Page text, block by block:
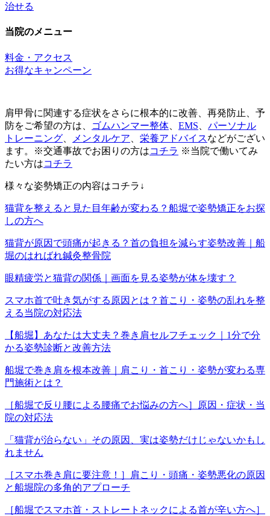
治せる
当院のメニュー
料金・アクセス
お得なキャンペーン
肩甲骨に関連する症状をさらに根本的に改善、再発防止、予
防をご希望の方は、
ゴムハンマー整体 EMS
パーソナル
トレーニング
メンタルケア 栄養アドバイスなどがござい
ます。※交通事故でお困りの方はコチラ ※当院で働いてみ
たい方はコチラ
様々な姿勢矯正の内容はコチラ↓
猫背を整えると見た目年齢が変わる？船堀で姿勢矯正をお探
しの方へ
猫背が原因で頭痛が起きる？首の負担を減らす姿勢改善｜船
堀のはればれ鍼灸整骨院
眼精疲労と猫背の関係｜画面を見る姿勢が体を壊す？
スマホ首で吐き気がする原因とは？首こり・姿勢の乱れを整
える当院の対応法
【船堀】あなたは大丈夫？巻き肩セルフチェック｜1分で分
かる姿勢診断と改善方法
船堀で巻き肩を根本改善｜肩こり・首こり・姿勢が変わる専
門施術とは？
［船堀で反り腰による腰痛でお悩みの方へ］原因・症状・当
院の対応法
「猫背が治らない」その原因、実は姿勢だけじゃないかもし
れません
［スマホ巻き肩に要注意！］肩こり・頭痛・姿勢悪化の原因
と船堀院の多角的アプローチ
［船堀でスマホ首・ストレートネックによる首が辛い方へ］